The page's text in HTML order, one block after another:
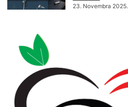
23. Novembra 2025.